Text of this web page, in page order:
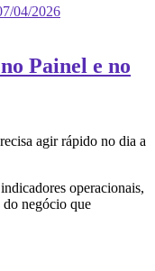
04/2026
Painel e no
agir rápido no dia a
operacionais,
do negócio que